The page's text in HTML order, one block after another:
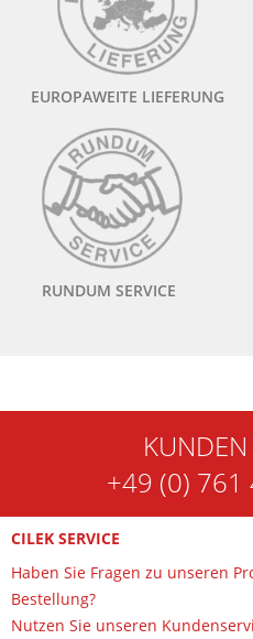
EUROPAWEITE LIEFERUNG
RUNDUM SERVICE
KUNDEN
+49 (0)
CILEK SERVICE
Haben Sie Fragen zu unseren
Bestellung?
Nutzen Sie unseren